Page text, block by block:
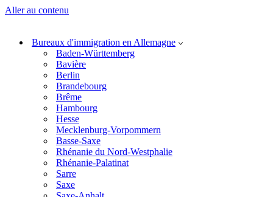
Aller au contenu
Bureaux d'immigration en Allemagne
Baden-Württemberg
Bavière
Berlin
Brandebourg
Brême
Hambourg
Hesse
Mecklenburg-Vorpommern
Basse-Saxe
Rhénanie du Nord-Westphalie
Rhénanie-Palatinat
Sarre
Saxe